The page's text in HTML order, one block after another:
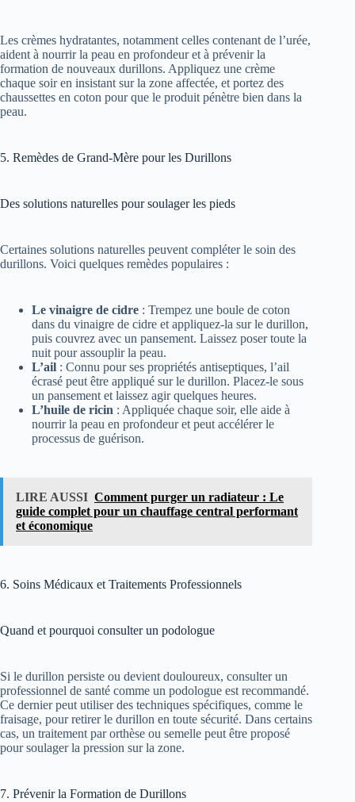
Les crèmes hydratantes, notamment celles contenant de l’urée,
aident à nourrir la peau en profondeur et à prévenir la
formation de nouveaux durillons. Appliquez une crème
chaque soir en insistant sur la zone affectée, et portez des
chaussettes en coton pour que le produit pénètre bien dans la
peau.
5. Remèdes de Grand-Mère pour les Durillons
Des solutions naturelles pour soulager les pieds
Certaines solutions naturelles peuvent compléter le soin des
durillons. Voici quelques remèdes populaires :
Le vinaigre de cidre : Trempez une boule de coton
dans du vinaigre de cidre et appliquez-la sur le durillon,
puis couvrez avec un pansement. Laissez poser toute la
nuit pour assouplir la peau.
L’ail : Connu pour ses propriétés antiseptiques, l’ail
écrasé peut être appliqué sur le durillon. Placez-le sous
un pansement et laissez agir quelques heures.
L’huile de ricin : Appliquée chaque soir, elle aide à
nourrir la peau en profondeur et peut accélérer le
processus de guérison.
LIRE AUSSI Comment purger un radiateur : Le
guide complet pour un chauffage central performant
et économique
6. Soins Médicaux et Traitements Professionnels
Quand et pourquoi consulter un podologue
Si le durillon persiste ou devient douloureux, consulter un
professionnel de santé comme un podologue est recommandé.
Ce dernier peut utiliser des techniques spécifiques, comme le
fraisage, pour retirer le durillon en toute sécurité. Dans certains
cas, un traitement par orthèse ou semelle peut être proposé
pour soulager la pression sur la zone.
7. Prévenir la Formation de Durillons